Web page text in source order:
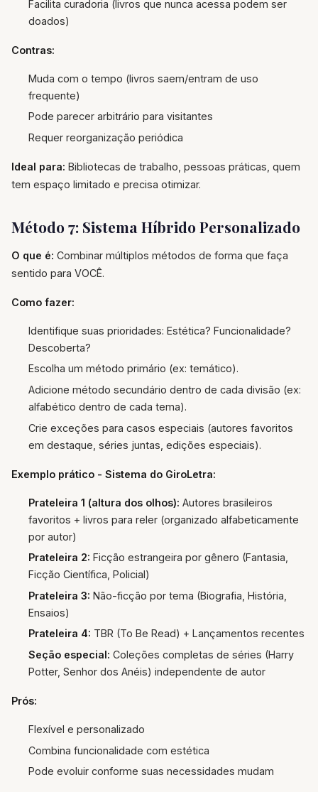
Facilita curadoria (livros que nunca acessa podem ser
doados)
Contras:
Muda com o tempo (livros saem/entram de uso
frequente)
Pode parecer arbitrário para visitantes
Requer reorganização periódica
Ideal para: Bibliotecas de trabalho, pessoas práticas, quem
tem espaço limitado e precisa otimizar.
Método 7: Sistema Híbrido Personalizado
O que é: Combinar múltiplos métodos de forma que faça
sentido para VOCÊ.
Como fazer:
Identifique suas prioridades: Estética? Funcionalidade?
Descoberta?
Escolha um método primário (ex: temático).
Adicione método secundário dentro de cada divisão (ex:
alfabético dentro de cada tema).
Crie exceções para casos especiais (autores favoritos
em destaque, séries juntas, edições especiais).
Exemplo prático - Sistema do GiroLetra:
Prateleira 1 (altura dos olhos): Autores brasileiros
favoritos + livros para reler (organizado alfabeticamente
por autor)
Prateleira 2: Ficção estrangeira por gênero (Fantasia,
Ficção Científica, Policial)
Prateleira 3: Não-ficção por tema (Biografia, História,
Ensaios)
Prateleira 4: TBR (To Be Read) + Lançamentos recentes
Seção especial: Coleções completas de séries (Harry
Potter, Senhor dos Anéis) independente de autor
Prós:
Flexível e personalizado
Combina funcionalidade com estética
Pode evoluir conforme suas necessidades mudam